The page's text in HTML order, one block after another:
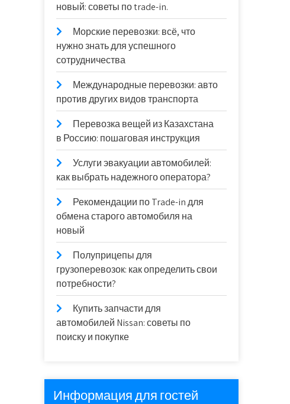
новый: советы по trade-in.
Морские перевозки: всё, что
нужно знать для успешного
сотрудничества
Международные перевозки: авто
против других видов транспорта
Перевозка вещей из Казахстана
в Россию: пошаговая инструкция
Услуги эвакуации автомобилей:
как выбрать надежного оператора?
Рекомендации по Trade-in для
обмена старого автомобиля на
новый
Полуприцепы для
грузоперевозок: как определить свои
потребности?
Купить запчасти для
автомобилей Nissan: советы по
поиску и покупке
Информация для гостей